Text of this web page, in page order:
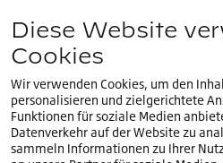
+32 (0)2.714.67.00
Sie befinden sich auf unserer
anderes Land oder eine andere
Diese Website
Cookies
Wir verwenden Cookies, um den
personalisieren und zielgerichtete
Funktionen für soziale Medien
Datenverkehr auf der Website zu
sammeln Informationen zu Ihrer